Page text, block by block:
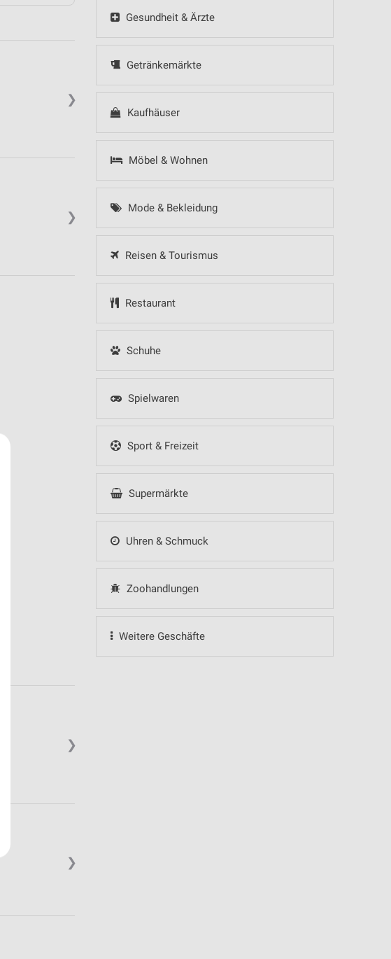
Gesundheit & Ärzte
Getränkemärkte
Kaufhäuser
Möbel & Wohnen
Mode & Bekleidung
Reisen & Tourismus
Restaurant
Schuhe
Spielwaren
Sport & Freizeit
Supermärkte
Uhren & Schmuck
Zoohandlungen
Weitere Geschäfte
❯
❯
❯
❯